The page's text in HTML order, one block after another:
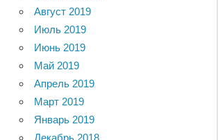
Август 2019
Июль 2019
Июнь 2019
Май 2019
Апрель 2019
Март 2019
Январь 2019
Декабрь 2018